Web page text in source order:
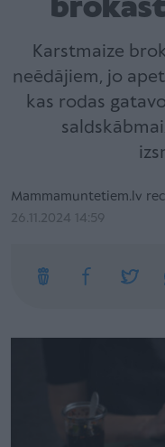
Karstmaize
neēdājiem, jo
kas rodas
Mammamuntetiem.lv
26.11.2024 14:59